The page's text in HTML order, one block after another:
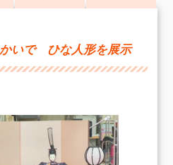
いで ひな人形を展示